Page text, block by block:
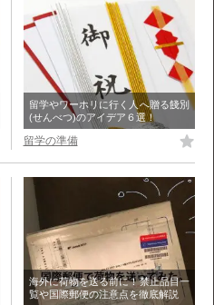
留学やワーホリに行く人へ贈る餞別
(せんべつ)のアイデア６選！
留学の準備
海外に荷物を送る前に！禁止品目一
覧や国際郵便の注意点を徹底解説